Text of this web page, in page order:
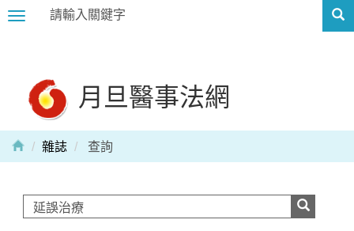
Toggle
月旦醫事法網
雜誌 查詢